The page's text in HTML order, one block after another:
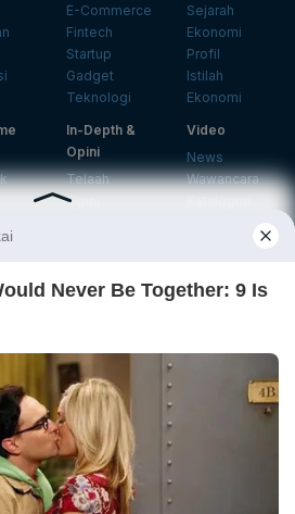
E-Commerce
Fintech
Startup
Gadget
Teknologi
Sejarah
Ekonomi
Profil
Istilah
Ekonomi
In-Depth &
Opini
Telaah
Opini
Video
News
Wawancara